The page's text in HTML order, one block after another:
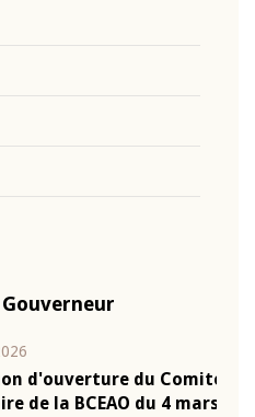
Comité de Politique
du 4 mars 2026,